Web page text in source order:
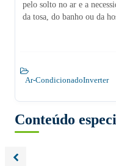
pelo solto no ar e a
da tosa, do banho ou da
Ar-CondicionadoInverter
Conteúdo